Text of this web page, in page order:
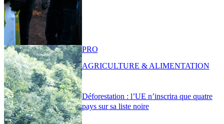
Déforestation : l’UE n’inscrira que quatre
pays sur sa liste noire
PRO
AGRICULTURE & ALIMENTATION